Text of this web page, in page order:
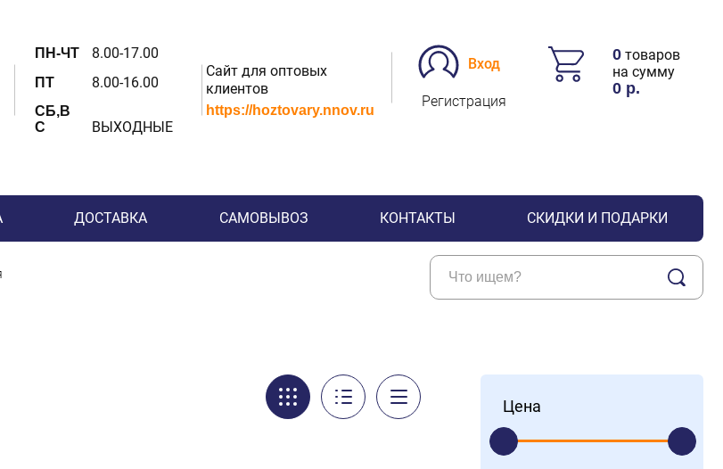
ПН-ЧТ 8.00-17.00
ПТ 8.00-16.00
СБ,В
С
ВЫХОДНЫЕ
Сайт для оптовых
клиентов
https://hoztovary.nnov.ru
Вход
Регистрация
0 товаров
на сумму
0 р.
ДОСТАВКА САМОВЫВОЗ КОНТАКТЫ СКИДКИ И ПОДАРКИ
Цена